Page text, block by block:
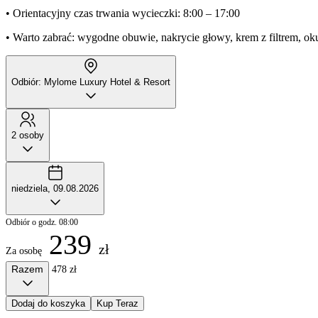
• Orientacyjny czas trwania wycieczki: 8:00 – 17:00
• Warto zabrać: wygodne obuwie, nakrycie głowy, krem z filtrem,
Odbiór: Mylome Luxury Hotel & Resort
2 osoby
niedziela, 09.08.2026
Odbiór o godz. 08:00
Za osobę 239 zł
Razem 478 zł
Dodaj do koszyka Kup Teraz